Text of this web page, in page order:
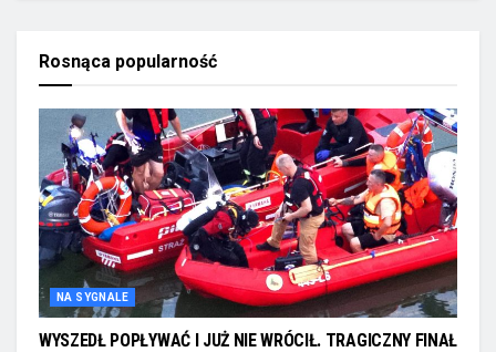
Rosnąca popularność
NA SYGNALE
WYSZEDŁ POPŁYWAĆ I JUŻ NIE WRÓCIŁ. TRAGICZNY FINAŁ